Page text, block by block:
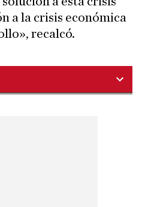
a la crisis económica
recalcó.